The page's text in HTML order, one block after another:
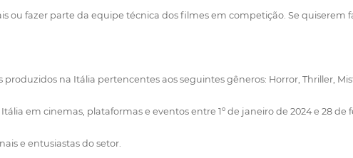
ou fazer parte da equipe técnica dos filmes em competição. Se quiserem
na Itália pertencentes aos seguintes gêneros: Horror, Thriller,
em cinemas, plataformas e eventos entre 1º de janeiro de 2024 e 28 de
e entusiastas do setor.